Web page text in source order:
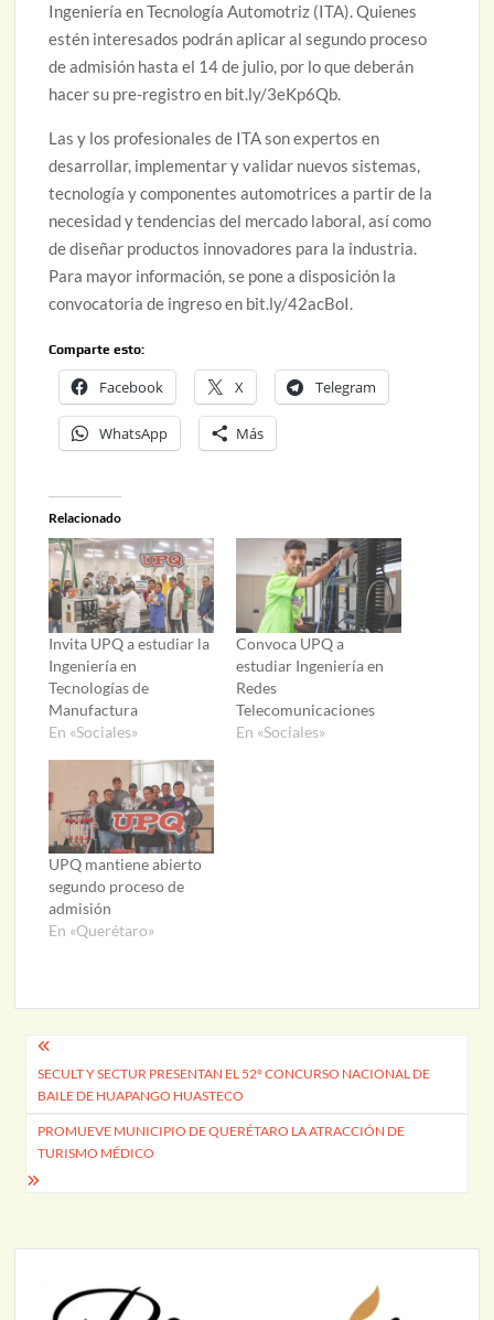
Ingeniería en Tecnología Automotriz (ITA). Quienes
estén interesados podrán aplicar al segundo proceso
de admisión hasta el 14 de julio, por lo que deberán
hacer su pre-registro en bit.ly/3eKp6Qb.
Las y los profesionales de ITA son expertos en
desarrollar, implementar y validar nuevos sistemas,
tecnología y componentes automotrices a partir de la
necesidad y tendencias del mercado laboral, así como
de diseñar productos innovadores para la industria.
Para mayor información, se pone a disposición la
convocatoria de ingreso en bit.ly/42acBoI.
Comparte esto:
Facebook X Telegram
WhatsApp Más
Relacionado
Invita UPQ a estudiar la
Ingeniería en
Tecnologías de
Manufactura
En «Sociales»
Convoca UPQ a
estudiar Ingeniería en
Redes
Telecomunicaciones
En «Sociales»
UPQ mantiene abierto
segundo proceso de
admisión
En «Querétaro»
Navegación
de
entradas
SECULT Y SECTUR PRESENTAN EL 52º CONCURSO NACIONAL DE
BAILE DE HUAPANGO HUASTECO
PROMUEVE MUNICIPIO DE QUERÉTARO LA ATRACCIÓN DE
TURISMO MÉDICO